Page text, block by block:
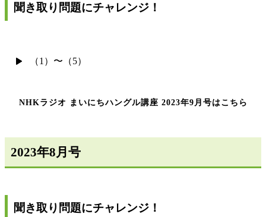
聞き取り問題にチャレンジ！
（1）〜（5）
NHKラジオ まいにちハングル講座 2023年9月号はこちら
2023年8月号
聞き取り問題にチャレンジ！